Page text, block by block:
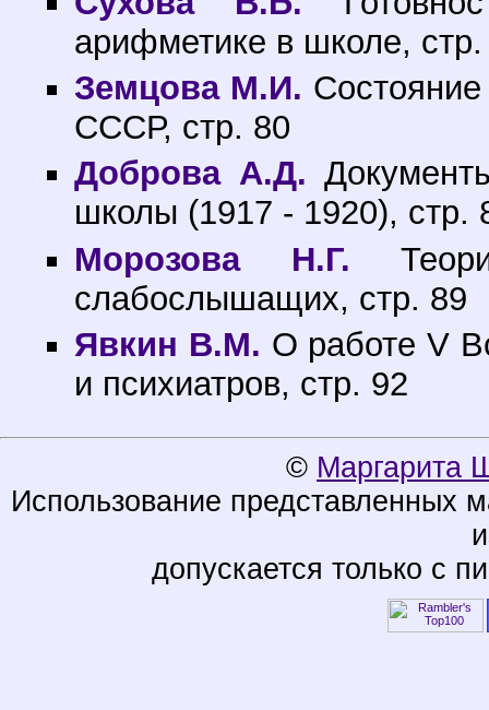
арифметике в школе,
Земцова М.И.
СССР, стр. 80
Доброва А.Д.
школы (1917 - 1920), стр.
Морозова Н.Г.
слабослышащих, стр. 89
Явкин В.М. О работе V
и психиатров, стр. 92
© Маргарита
Использование представленных
допускается только с